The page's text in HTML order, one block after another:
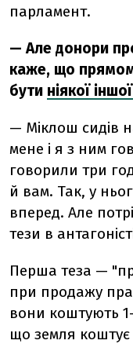
парламент.
— Але донори
каже, що
бути ніякої
— Міклош сидів
мене і я з ним
говорили три
й вам. Так, у
вперед. Але
тези в
Перша теза —
при продажу
вони коштують
що земля коштує